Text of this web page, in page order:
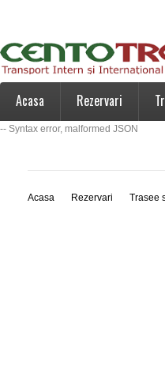
Acasa Rezervari
-- Syntax error, malformed JSON
Acasa Rezervari Trasee